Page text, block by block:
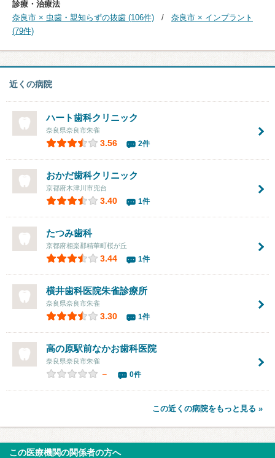
診療・治療法
奈良市 × 虫歯・親知らずの抜歯 (106件)
奈良市 × インプラント
(79件)
近くの病院
ハート歯科クリニック
奈良県奈良市朱雀
3.56 2件
おかだ歯科クリニック
京都府木津川市兜台
3.40 1件
たつみ歯科
京都府相楽郡精華町桜が丘
3.44 1件
横井歯科医院朱雀診療所
奈良県奈良市朱雀
3.30 1件
高の原駅前なかお歯科医院
奈良県奈良市朱雀
－ 0件
この近くの病院をもっと見る »
この医療機関の関係者の方へ